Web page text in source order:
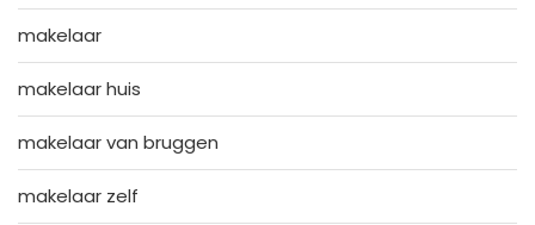
makelaar
makelaar huis
makelaar van bruggen
makelaar zelf